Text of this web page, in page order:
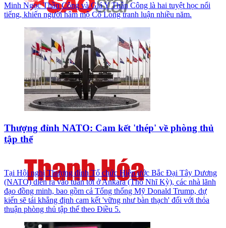
Minh Ngọc Thần Công và Giá Y Thần Công là hai tuyệt học nổi
tiếng, khiến người hâm mộ Cổ Long tranh luận nhiều năm.
Thượng đỉnh NATO: Cam kết 'thép' về phòng thủ
tập thể
Tại Hội nghị Thượng đỉnh Tổ chức Hiệp ước Bắc Đại Tây Dương
(NATO) diễn ra vào tuần tới ở Ankara (Thổ Nhĩ Kỳ), các nhà lãnh
đạo đồng minh, bao gồm cả Tổng thống Mỹ Donald Trump, dự
kiến sẽ tái khẳng định cam kết 'vững như bàn thạch' đối với thỏa
thuận phòng thủ tập thể theo Điều 5.